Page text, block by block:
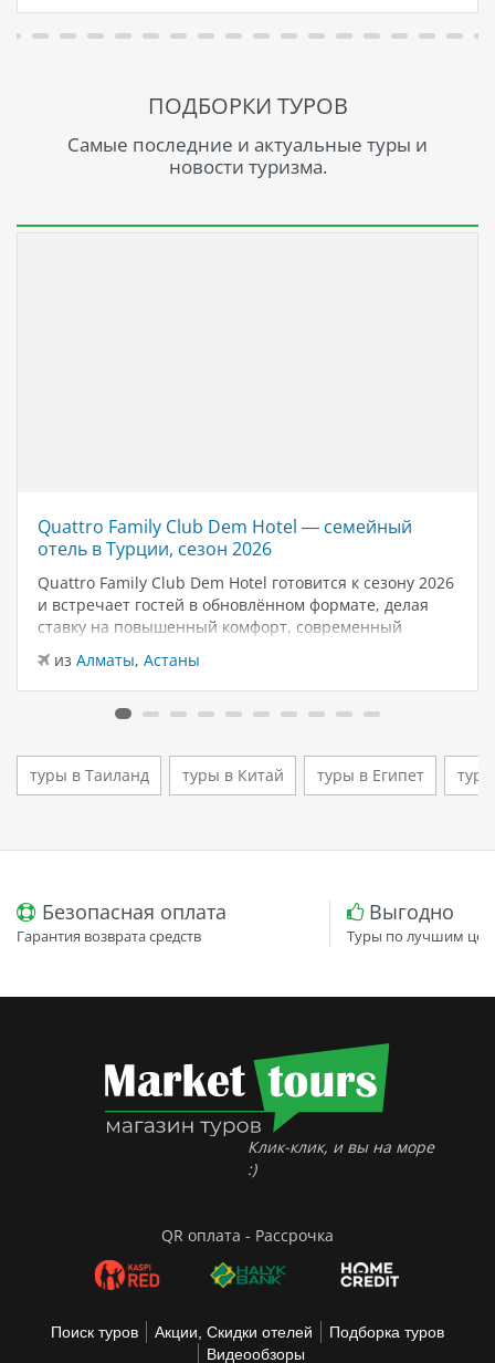
ПОДБОРКИ ТУРОВ
Самые последние и актуальные туры и
новости туризма.
Quattro Family Club Dem Hotel — семейный
отель в Турции, сезон 2026
Quattro Family Club Dem Hotel готовится к сезону 2026
и встречает гостей в обновлённом формате, делая
ставку на повышенный комфорт, современный
моря. Отель остаётся популярным выбором для тех,
кто ищет семейный отель в…
из Алматы, Астаны
туры в Таиланд туры в Китай туры в Египет
Безопасная оплата
Гарантия возврата средств
Выгодно
Туры по лучшим
Клик-клик, и вы на море
:)
QR оплата - Рассрочка
Поиск туров Акции, Скидки отелей
Подборка туров
Видеообзоры